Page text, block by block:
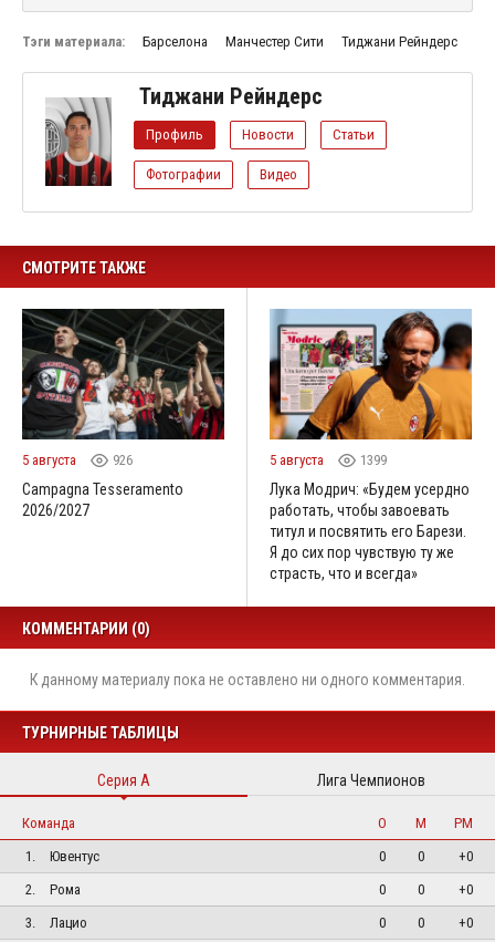
Тэги материала: Барселона Манчестер Сити Тиджани Рейндерс
Тиджани Рейндерс
Профиль Новости Статьи
Фотографии Видео
СМОТРИТЕ ТАКЖЕ
5 августа 926
Campagna Tesseramento
2026/2027
5 августа 1399
Лука Модрич: «Будем усердно
работать, чтобы завоевать
титул и посвятить его Барези.
Я до сих пор чувствую ту же
страсть, что и всегда»
КОММЕНТАРИИ (0)
К данному материалу пока не оставлено ни одного комментария.
ТУРНИРНЫЕ ТАБЛИЦЫ
Серия А Лига Чемпионов
Команда О М
РМ
1.
Ювентус 0 0
+0
2.
Рома 0 0
+0
3.
Лацио 0 0
+0